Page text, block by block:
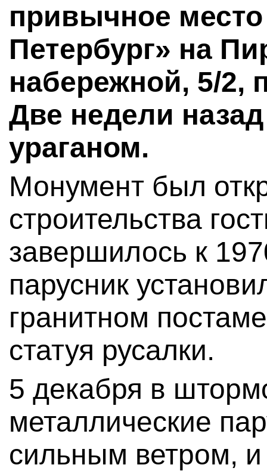
привычное
Петербург» на
набережной, 5/2,
Две недели
ураганом.
Монумент был
строительства
завершилось к
парусник
гранитном
статуя русалки.
5 декабря в
металлические
сильным ветром, и